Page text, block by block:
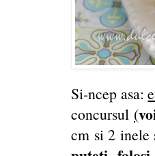
Si-ncep asa:
concursul (
cm si 2 inele